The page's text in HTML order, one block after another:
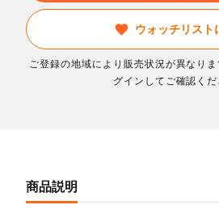
ウォッチリスト
ご登録の地域により販売状況が異なり
グインしてご確認くだ
商品説明